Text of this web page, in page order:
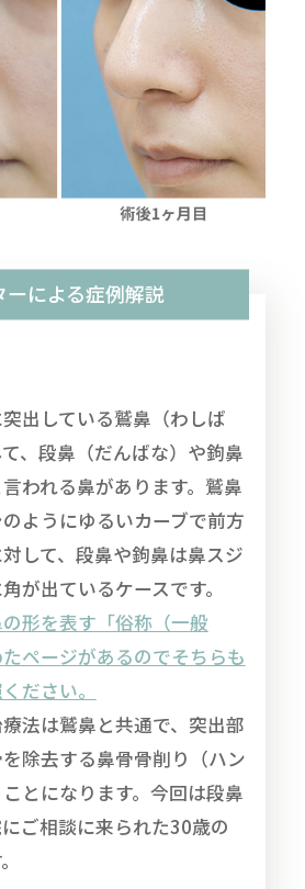
ーによる症例解説
出している鷲鼻（わしば
、段鼻（だんばな）や鉤鼻
言われる鼻があります。鷲鼻
ようにゆるいカーブで前方
して、段鼻や鉤鼻は鼻スジ
が出ているケースです。
形を表す「俗称（一般
ページがあるのでそちらも
ださい。
法は鷲鼻と共通で、突出部
除去する鼻骨骨削り（ハン
とになります。今回は段鼻
ご相談に来られた30歳の